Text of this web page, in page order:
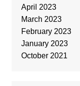
April 2023
March 2023
February 2023
January 2023
October 2021